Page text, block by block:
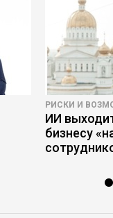
РИСКИ И
ИИ
бизнесу